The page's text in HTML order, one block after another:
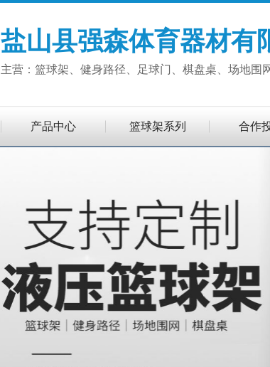
盐山县强森体育器材有
主营：篮球架、健身路径、足球门、棋盘桌、场地围
产品中心 篮球架系列 合作